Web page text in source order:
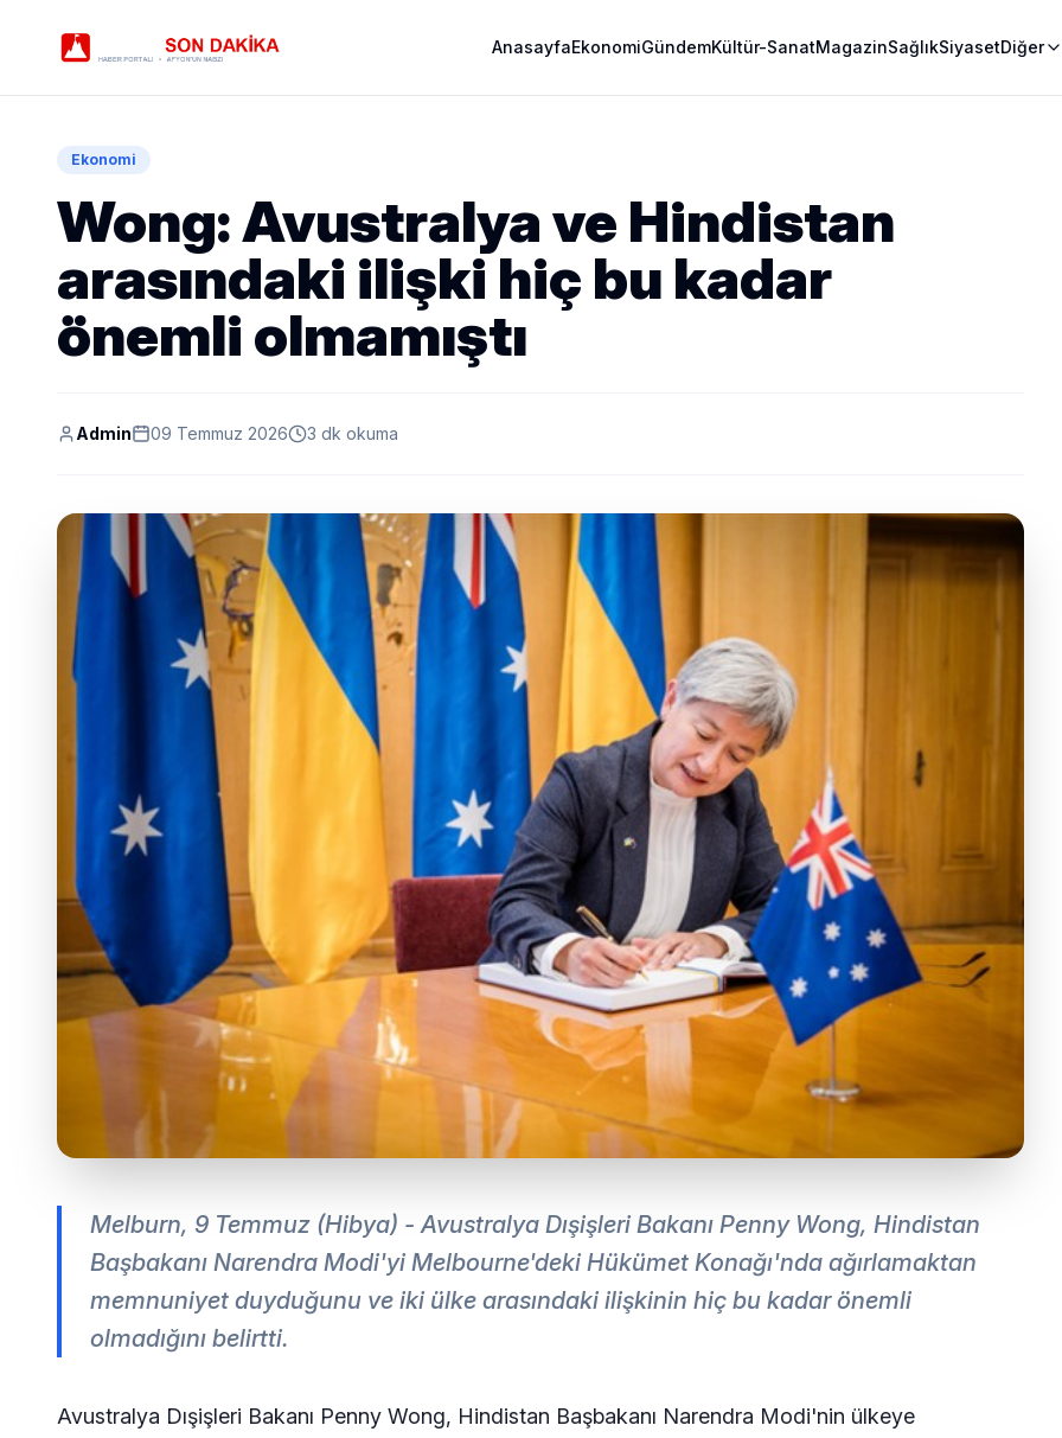
AnasayfaEkonomiGündemKültür-SanatMagazinSağlıkSiyasetDiğer
Ekonomi
Wong: Avustralya ve Hindistan
arasındaki ilişki hiç bu kadar
önemli olmamıştı
Admin 09 Temmuz 2026 3 dk okuma
Melburn, 9 Temmuz (Hibya) - Avustralya Dışişleri Bakanı Penny Wong, Hindistan
Başbakanı Narendra Modi'yi Melbourne'deki Hükümet Konağı'nda ağırlamaktan
memnuniyet duyduğunu ve iki ülke arasındaki ilişkinin hiç bu kadar önemli
olmadığını belirtti.
Avustralya Dışişleri Bakanı Penny Wong, Hindistan Başbakanı Narendra Modi'nin ülkeye